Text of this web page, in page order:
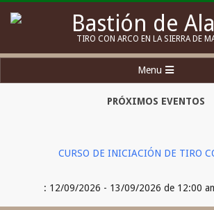
Bastión
de
Alanos
TIRO CON ARCO EN LA SIERRA DE
Navigation
Menu
PRÓXIMOS EVENTOS
CURSO DE INICIACIÓN DE TIRO
: 12/09/2026 - 13/09/2026 de 12:00